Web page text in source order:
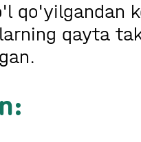
qo'yilgandan
qayta